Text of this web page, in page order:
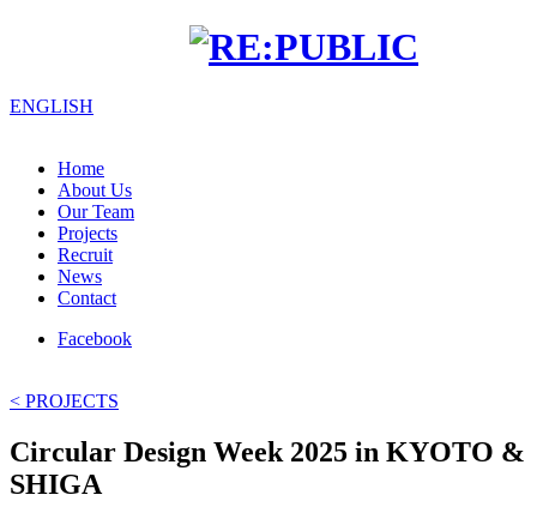
ENGLISH
Home
About Us
Our Team
Projects
Recruit
News
Contact
Facebook
< PROJECTS
Circular Design Week 2025 in KYOTO &
SHIGA